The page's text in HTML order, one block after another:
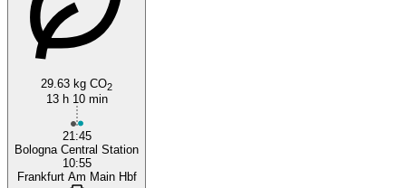
29.63 kg CO2
13 h 10 min
21:45
Bologna Central Station
10:55
Frankfurt Am Main Hbf